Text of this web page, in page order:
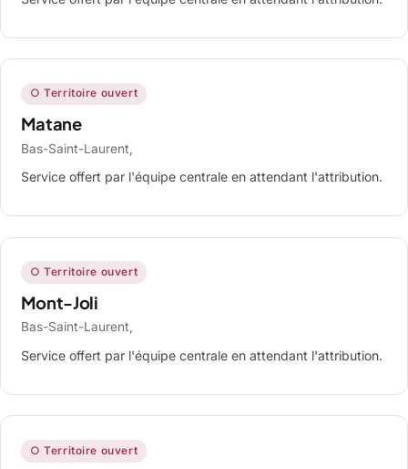
○ Territoire ouvert
Matane
Bas-Saint-Laurent,
Service offert par l'équipe centrale en attendant l'attribution.
○ Territoire ouvert
Mont-Joli
Bas-Saint-Laurent,
Service offert par l'équipe centrale en attendant l'attribution.
○ Territoire ouvert